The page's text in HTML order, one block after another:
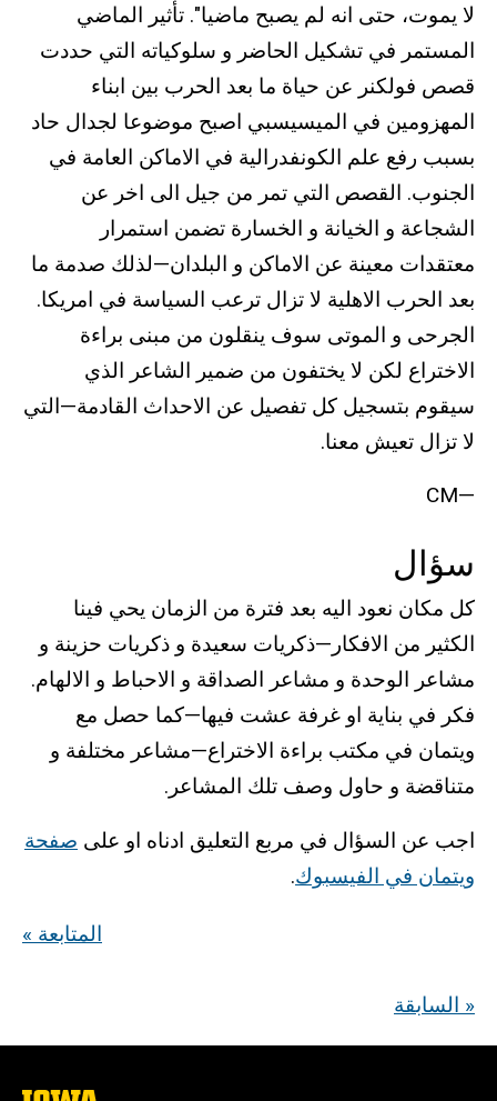
لا يموت، حتى انه لم يصبح ماضيا". تأثير الماضي
المستمر في تشكيل الحاضر و سلوكياته التي حددت
قصص فولكنر عن حياة ما بعد الحرب بين ابناء
المهزومين في الميسيسبي اصبح موضوعا لجدال حاد
بسبب رفع علم الكونفدرالية في الاماكن العامة في
الجنوب. القصص التي تمر من جيل الى اخر عن
الشجاعة و الخيانة و الخسارة تضمن استمرار
معتقدات معينة عن الاماكن و البلدان—لذلك صدمة ما
بعد الحرب الاهلية لا تزال ترعب السياسة في امريكا.
الجرحى و الموتى سوف ينقلون من مبنى براءة
الاختراع لكن لا يختفون من ضمير الشاعر الذي
سيقوم بتسجيل كل تفصيل عن الاحداث القادمة—التي
لا تزال تعيش معنا.
—CM
سؤال
كل مكان نعود اليه بعد فترة من الزمان يحي فينا
الكثير من الافكار—ذكريات سعيدة و ذكريات حزينة و
مشاعر الوحدة و مشاعر الصداقة و الاحباط و الالهام.
فكر في بناية او غرفة عشت فيها—كما حصل مع
ويتمان في مكتب براءة الاختراع—مشاعر مختلفة و
متناقضة و حاول وصف تلك المشاعر.
اجب عن السؤال في مربع التعليق ادناه او على صفحة
ويتمان في الفيسبوك.
« المتابعة
السابقة »